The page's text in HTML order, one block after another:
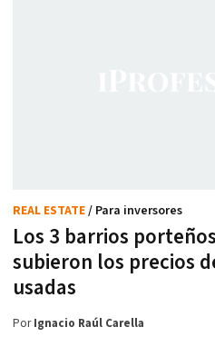
Los 3 barrios
subieron los precios
usadas
REAL ESTATE/ Para inversores
PorIgnacio Raúl Carella